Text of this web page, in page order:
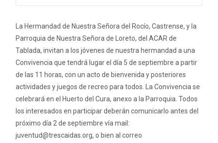
La Hermandad de Nuestra Señora del Rocío, Castrense, y la
Parroquia de Nuestra Señora de Loreto, del ACAR de
Tablada, invitan a los jóvenes de nuestra hermandad a una
Convivencia que tendrá lugar el día 5 de septiembre a partir
de las 11 horas, con un acto de bienvenida y posteriores
actividades y juegos de recreo para todos. La Convivencia se
celebrará en el Huerto del Cura, anexo a la Parroquia. Todos
los interesados en participar deberán comunicarlo antes del
próximo día 2 de septiembre vía mail:
juventud@trescaidas.org, o bien al correo